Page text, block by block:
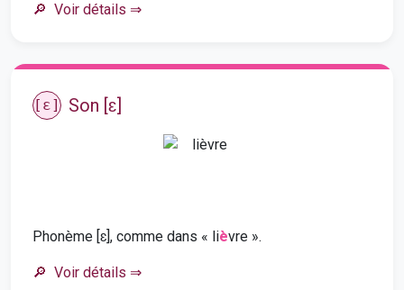
Voir détails ⇒
[ɛ] Son [ɛ]
Phonème [ɛ], comme dans « lièvre ».
Voir détails ⇒